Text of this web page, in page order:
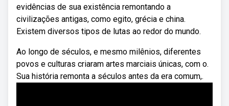
evidências de sua existência remontando a
civilizações antigas, como egito, grécia e china.
Existem diversos tipos de lutas ao redor do mundo.
Ao longo de séculos, e mesmo milênios, diferentes
povos e culturas criaram artes marciais únicas, com o.
Sua história remonta a séculos antes da era comum,.